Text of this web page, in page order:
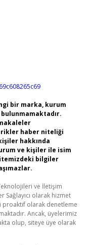
bir marka, kurum
haber niteliği
hakkında
ve kişiler ile isim
bilgiler
ve İletişim
Sağlayıcı olarak hizmet
proaktif olarak denetleme
Ancak, üyelerimiz
olup, siteye üye olarak